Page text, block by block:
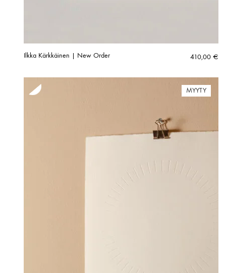
Ilkka Kärkkäinen | New Order 410,00 €
MYYTY